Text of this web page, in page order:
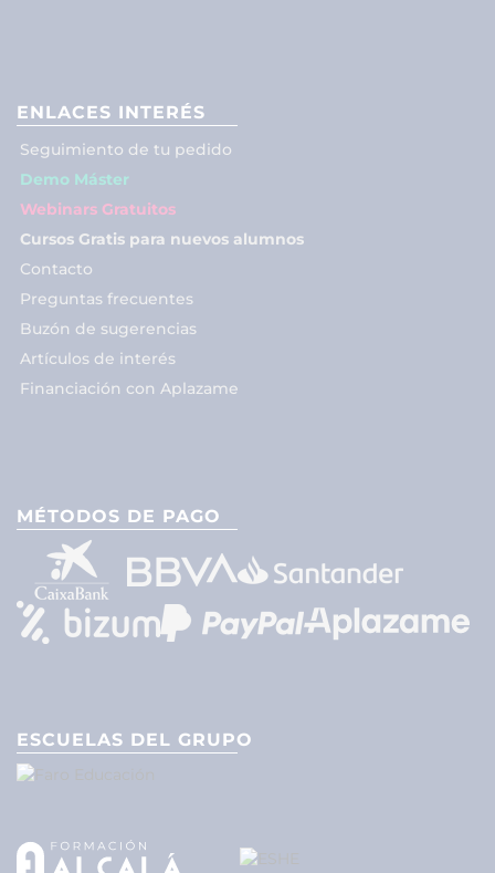
ENLACES INTERÉS
Seguimiento de tu pedido
Demo Máster
Webinars Gratuitos
Cursos Gratis para nuevos alumnos
Contacto
Preguntas frecuentes
Buzón de sugerencias
Artículos de interés
Financiación con Aplazame
MÉTODOS DE PAGO
ESCUELAS DEL GRUPO